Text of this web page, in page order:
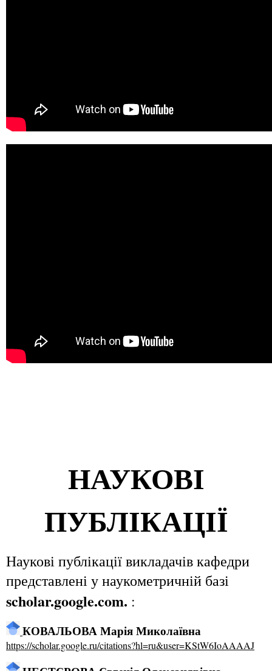
НАУКОВІ
ПУБЛІКАЦІЇ
Наукові публікації викладачів кафедри
представлені у наукометричній базі
scholar.google.com. :
КОВАЛЬОВА Марія Миколаївна
https://scholar.google.ru/citations?hl=ru&user=KStW6IoAAAAJ